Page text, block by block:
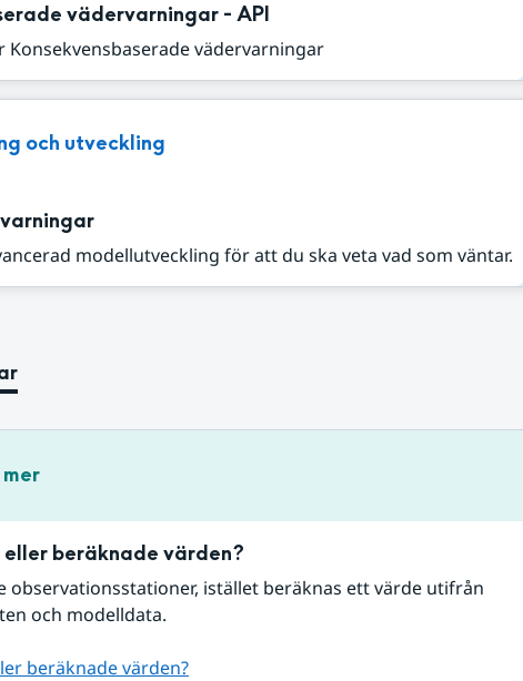
vädervarningar - API
Konsekvensbaserade vädervarningar
och utveckling
modellutveckling för att du ska veta vad som väntar.
beräknade värden?
observationsstationer, istället beräknas ett värde utifrån
och modelldata.
beräknade värden?